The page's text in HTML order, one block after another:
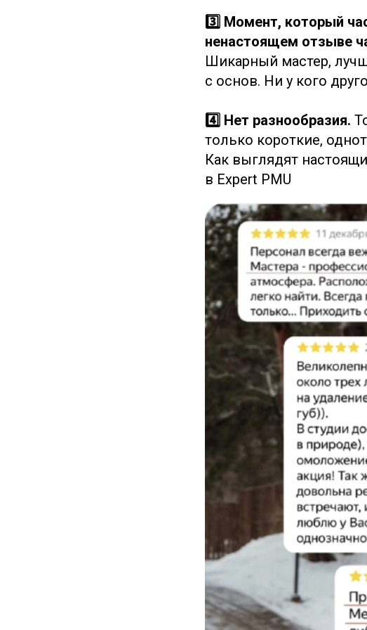
3️⃣ Момент, который
ненастоящем отзыве
Шикарный мастер,
с основ. Ни у кого
4️⃣ Нет разнообразия.
только короткие,
Как выглядят
в Expert PMU